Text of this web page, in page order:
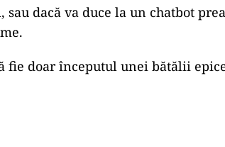
, sau dacă va duce la un chatbot
fie doar începutul unei bătălii